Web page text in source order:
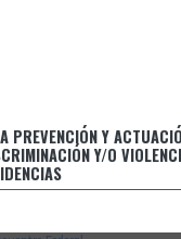
PREVENCIÓN Y
Y/O
prevención y actuación
o violencia de géneros,
plantea la inclusión